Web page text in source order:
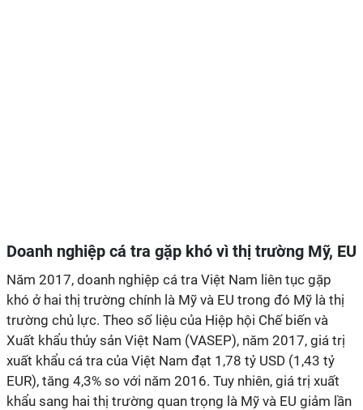
Doanh nghiệp cá tra gặp khó vì thị trường Mỹ, EU
Năm 2017, doanh nghiệp cá tra Việt Nam liên tục gặp
khó ở hai thị trường chính là Mỹ và EU trong đó Mỹ là thị
trường chủ lực. Theo số liệu của Hiệp hội Chế biến và
Xuất khẩu thủy sản Việt Nam (VASEP), năm 2017, giá trị
xuất khẩu cá tra của Việt Nam đạt 1,78 tỷ USD (1,43 tỷ
EUR), tăng 4,3% so với năm 2016. Tuy nhiên, giá trị xuất
khẩu sang hai thị trường quan trọng là Mỹ và EU giảm lần